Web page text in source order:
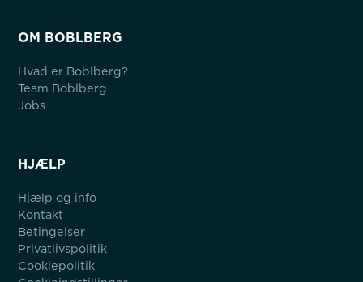
OM BOBLBERG
Hvad er Boblberg?
Team Boblberg
Jobs
HJÆLP
Hjælp og info
Kontakt
Betingelser
Privatlivspolitik
Cookiepolitik